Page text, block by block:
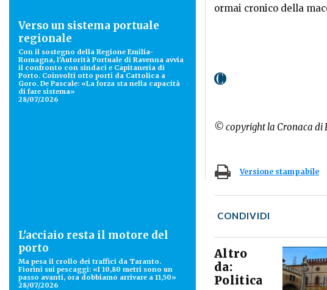
Verso un sistema portuale
regionale
Con il sostegno della Regione Emilia-
Romagna, l'Autorità Portuale di Ravenna avvia
il confronto con sindaci e Capitaneria di
Porto. Coinvolti otto porti da Cattolica a
Goro. De Pascale: «La forza sta nella capacità
di fare sistema»
28/07/2026
L'acciaio resta il motore del
porto
Ma pesa il crollo dei traffici da Taranto.
Fiorini sui pescaggi: «I 10,80 metri sono un
passo avanti, ora dobbiamo arrivare a 11,50»
28/07/2026
ormai cronico della
© copyright la Cronaca di
Versione stampabile
CONDIVIDI
Altro
da:
Politica